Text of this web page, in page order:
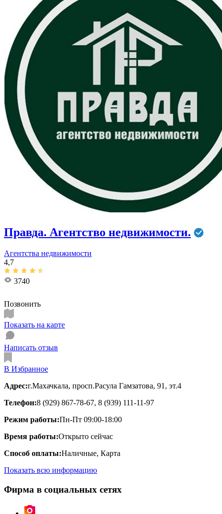
Правда. Агентство недвижимости.
Агентства недвижимости
4,7
3740
Позвонить
Показать на карте
Написать отзыв
В Избранное
Адрес:г.Махачкала, просп.Расула Гамзатова, 91, эт.4
Телефон:8 (929) 867-78-67, 8 (939) 111-11-97
Режим работы:Пн-Пт 09:00-18:00
Время работы:Открыто сейчас
Способ оплаты:Наличные, Карта
Показать всю информацию
Фирма в социальных сетях